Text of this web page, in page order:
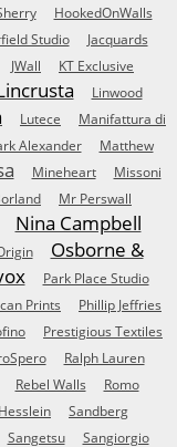
HookedOnWalls
Studio
Jacquards
JWall
KT Exclusive
Linwood
Lutece
Manifattura di
Alexander
Matthew
Mineheart
Missoni
Mr Perswall
Nina Campbell
Osborne &
Park Place Studio
Prints
Phillip Jeffries
Prestigious Textiles
Ralph Lauren
Rebel Walls
Romo
Sandberg
Sangetsu
Sangiorgio